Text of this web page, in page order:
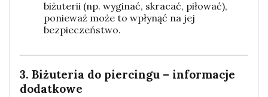
biżuterii (np. wyginać, skracać, piłować),
ponieważ może to wpłynąć na jej
bezpieczeństwo.
3. Biżuteria do piercingu – informacje
dodatkowe